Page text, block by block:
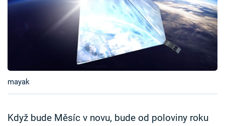
TV Program
Sledujte prima+
mayak
Když bude Měsíc v novu, bude od poloviny roku